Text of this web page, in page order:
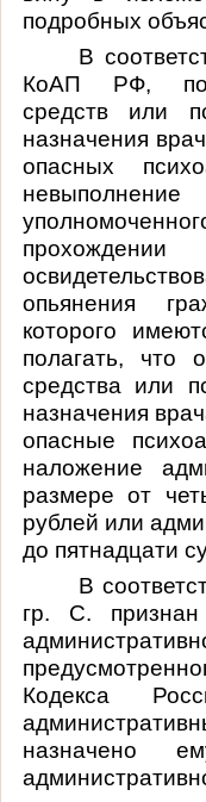
подробных
В
КоАП РФ,
средств или
назначения
опасных
опьянения
которого
полагать, что
средства или
назначения
опасные
наложение
размере от
рублей или
до пятнадцати
В
гр. С. признан
Кодекса
назначено